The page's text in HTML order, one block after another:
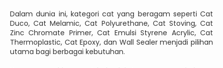
Dalam dunia ini, kategori cat yang beragam seperti Cat
Duco, Cat Melamic, Cat Polyurethane, Cat Stoving, Cat
Zinc Chromate Primer, Cat Emulsi Styrene Acrylic, Cat
Thermoplastic, Cat Epoxy, dan Wall Sealer menjadi pilihan
utama bagi berbagai kebutuhan.